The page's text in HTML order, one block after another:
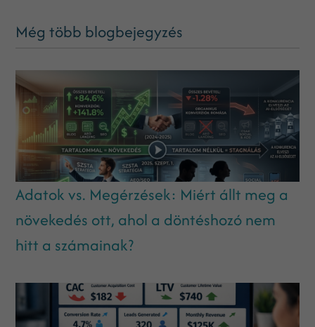
Még több blogbejegyzés
Adatok vs. Megérzések: Miért állt meg a
növekedés ott, ahol a döntéshozó nem
hitt a számainak?